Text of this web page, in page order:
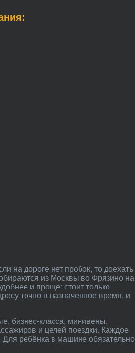
из Москвы во Фрязино на
и проще: стоит только
точно в назначенное время, и
и целей поездки. Каждое
Для ребёнка в машине обязательно